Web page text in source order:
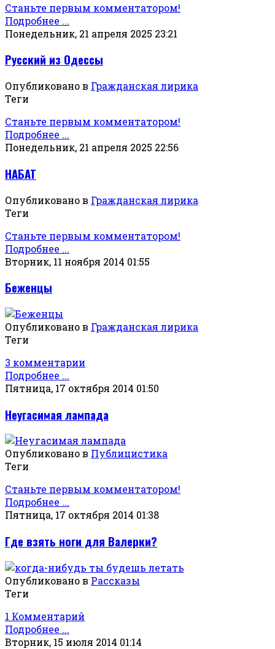
Станьте первым комментатором!
Подробнее ...
Понедельник, 21 апреля 2025 23:21
Русский из Одессы
Опубликовано в Гражданская лирика
Теги
Станьте первым комментатором!
Подробнее ...
Понедельник, 21 апреля 2025 22:56
НАБАТ
Опубликовано в Гражданская лирика
Теги
Станьте первым комментатором!
Подробнее ...
Вторник, 11 ноября 2014 01:55
Беженцы
Опубликовано в Гражданская лирика
Теги
3 комментарии
Подробнее ...
Пятница, 17 октября 2014 01:50
Неугасимая лампада
Опубликовано в Публицистика
Теги
Станьте первым комментатором!
Подробнее ...
Пятница, 17 октября 2014 01:38
Где взять ноги для Валерки?
Опубликовано в Рассказы
Теги
1 Комментарий
Подробнее ...
Вторник, 15 июля 2014 01:14